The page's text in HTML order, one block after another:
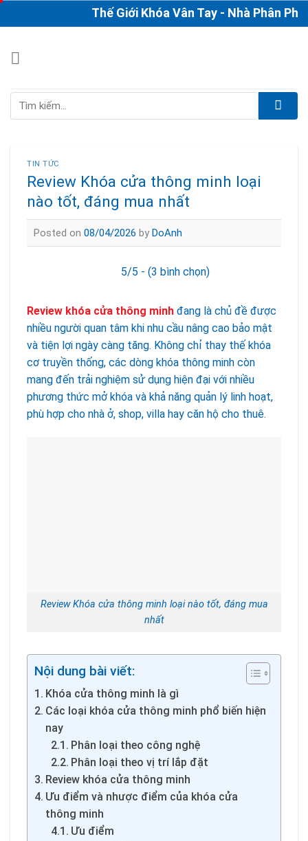
to
Thế Giới Khóa Vân Tay - Nhà Phân Phối &
Tìm
TIN TỨC
Review Khóa cửa thông minh loại
nào tốt, đáng mua nhất
Posted on 08/04/2026 by DoAnh
5/5 - (3 bình chọn)
Review khóa cửa thông minh đang là chủ đề được
nhiều người quan tâm khi nhu cầu nâng cao bảo mật
và tiện lợi ngày càng tăng. Không chỉ thay thế khóa
cơ truyền thống, các dòng khóa thông minh còn
mang đến trải nghiệm sử dụng hiện đại với nhiều
phương thức mở khóa và khả năng quản lý linh hoạt,
phù hợp cho nhà ở, shop, villa hay căn hộ cho thuê.
Review Khóa cửa thông minh loại nào tốt, đáng mua
nhất
Nội dung bài viết:
Khóa cửa thông minh là gì
Các loại khóa cửa thông minh phổ biến hiện
nay
Phân loại theo công nghệ
Phân loại theo vị trí lắp đặt
Review khóa cửa thông minh
Ưu điểm và nhược điểm của khóa cửa
thông minh
Ưu điểm